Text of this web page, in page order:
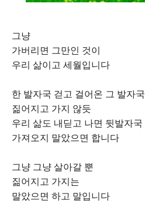
그냥
가버리면 그만인 것이
우리 삶이고 세월입니다
한 발자국 걷고 걸어온 그 발자국
짊어지고 가지 않듯
우리 삶도 내딛고 나면 뒷발자국
가져오지 말았으면 합니다
그냥 그냥 살아갈 뿐
짊어지고 가지는
말았으면 하고 말입니다